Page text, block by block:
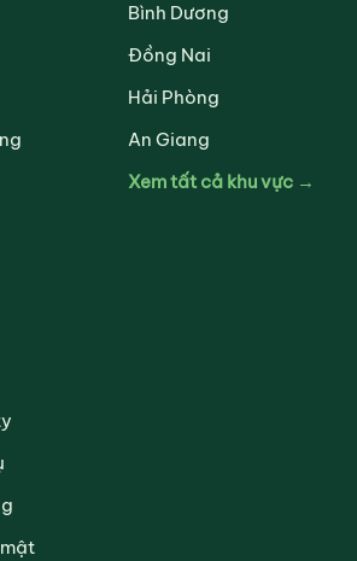
Bình Dương
Đồng Nai
Hải Phòng
An Giang
Xem tất cả khu vực →